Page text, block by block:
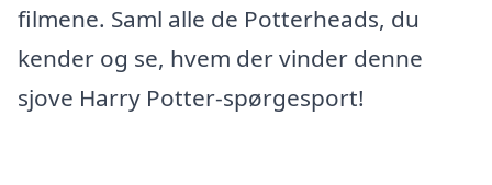
filmene. Saml alle de Potterheads, du
kender og se, hvem der vinder denne
sjove Harry Potter-spørgesport!